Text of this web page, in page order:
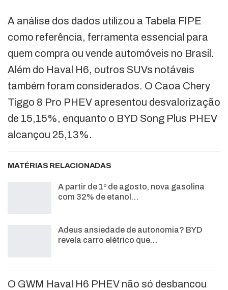
A análise dos dados utilizou a Tabela FIPE
como referência, ferramenta essencial para
quem compra ou vende automóveis no Brasil.
Além do Haval H6, outros SUVs notáveis
também foram considerados. O Caoa Chery
Tiggo 8 Pro PHEV apresentou desvalorização
de 15,15%, enquanto o BYD Song Plus PHEV
alcançou 25,13%.
MATÉRIAS RELACIONADAS
A partir de 1º de agosto, nova gasolina
com 32% de etanol…
Adeus ansiedade de autonomia? BYD
revela carro elétrico que…
O GWM Haval H6 PHEV não só desbancou